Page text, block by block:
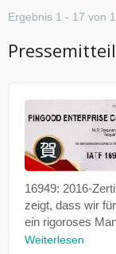
Ergebnis 1 - 17 von
16949: 2016-
zeigt, dass wir
ein rigoroses
Weiterlesen